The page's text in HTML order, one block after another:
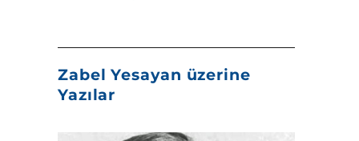
Zabel Yesayan üzerine
Yazılar